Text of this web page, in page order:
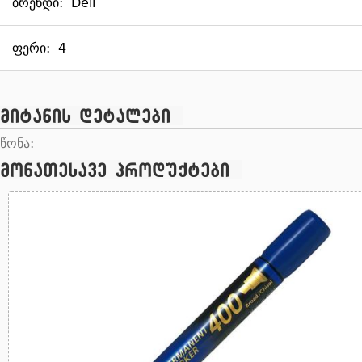
ფერი: 4
მიტანის დეტალები
წონა:
მონათესავე პროდუქტები